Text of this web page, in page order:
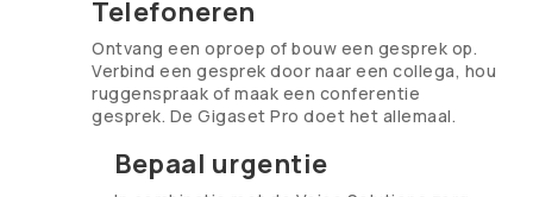
Telefoneren
Ontvang een oproep of bouw een gesprek op.
Verbind een gesprek door naar een collega, hou
ruggenspraak of maak een conferentie
gesprek. De Gigaset Pro doet het allemaal.
Bepaal urgentie